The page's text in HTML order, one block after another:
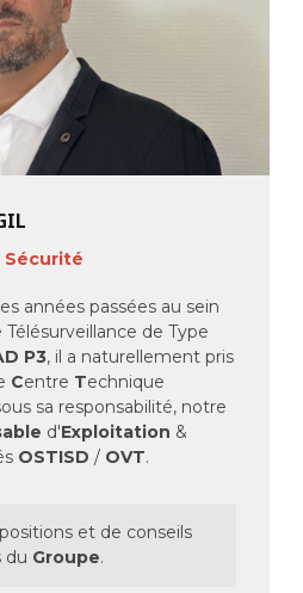
Sécurité
années passées au sein
de Type
P3, il a naturellement pris
Centre Technique
sa responsabilité, notre
d'Exploitation &
OSTISD / OVT.
et de conseils
du Groupe.